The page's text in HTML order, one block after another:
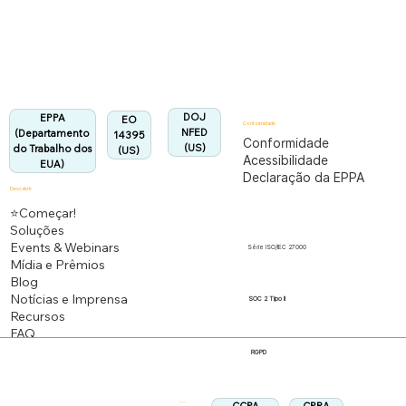
EO
14395
(US)
EPPA
(Departamento
do Trabalho dos
EUA)
DOJ
NFED
(US)
Descobrir
⭐Começar!
Soluções
Events & Webinars
Mídia e Prêmios
Blog
Notícias e Imprensa
Recursos
FAQ
Conformidade
Conformidade
Acessibilidade
Declaração da EPPA
Série ISO/IEC 27000
SOC 2 Tipo II
RGPD